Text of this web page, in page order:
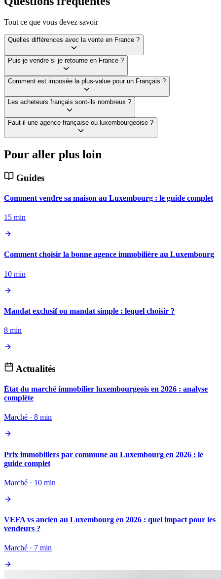
Tout ce que vous devez savoir
Quelles différences avec la vente en France ?
Puis-je vendre si je retourne en France ?
Comment est imposée la plus-value pour un Français ?
Les acheteurs français sont-ils nombreux ?
Faut-il une agence française ou luxembourgeoise ?
Pour aller plus loin
Guides
Comment vendre sa maison au Luxembourg : le guide complet
15 min
Comment choisir la bonne agence immobilière au Luxembourg
10 min
Mandat exclusif ou mandat simple : lequel choisir ?
8 min
Actualités
État du marché immobilier luxembourgeois en 2026 : analyse
complète
Marché · 8 min
Prix immobiliers par commune au Luxembourg en 2026 : le
guide complet
Marché · 10 min
VEFA vs ancien au Luxembourg en 2026 : quel impact pour les
vendeurs ?
Marché · 7 min